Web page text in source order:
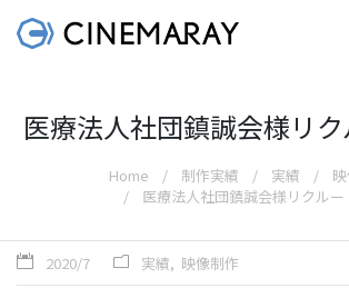
医療法人社団鎮誠会様リ
Home 制作実績 実績
医療法人社団鎮誠会様リクルー
2020/7 実績 映像制作